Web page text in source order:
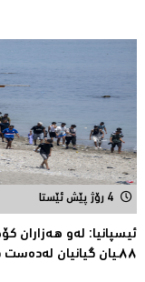
4 رۆژ پێش ئێستا
ئیسپانیا: لەو هەزاران
٨٨ـیان گیانیان لەدەست دا